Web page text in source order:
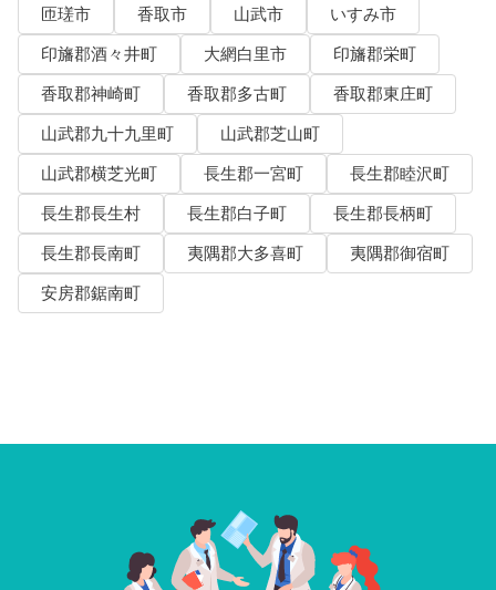
匝瑳市
香取市 山武市
いすみ市
印旛郡酒々井町
大網白里市
印旛郡栄町
香取郡神崎町
香取郡多古町
香取郡東庄町
山武郡九十九里町
山武郡芝山町
山武郡横芝光町
長生郡一宮町
長生郡睦沢町
長生郡長生村
長生郡白子町
長生郡長柄町
長生郡長南町
夷隅郡大多喜町
夷隅郡御宿町
安房郡鋸南町